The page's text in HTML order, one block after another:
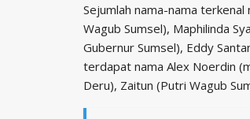
Sejumlah nama-nama
Wagub Sumsel), Maphilinda
Gubernur Sumsel), Eddy
terdapat nama Alex Noerdin
Deru), Zaitun (Putri Wagub